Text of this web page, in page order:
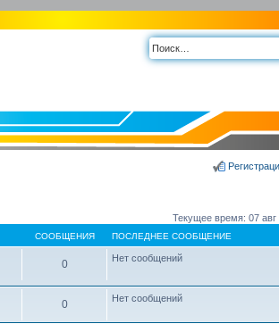
Текущее время: 07 авг
СООБЩЕНИЯ ПОСЛЕДНЕЕ СООБЩЕНИЕ
0 Нет сообщений
0 Нет сообщений